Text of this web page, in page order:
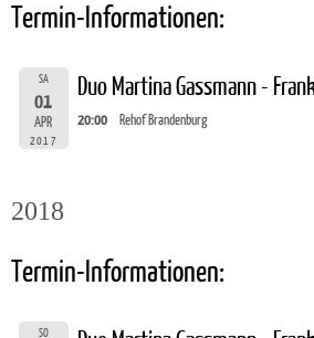
Termin-Informationen:
SA
01
APR
2017
Duo Martina Gassmann -
20:00 Rehof Brandenburg
2018
Termin-Informationen:
SO